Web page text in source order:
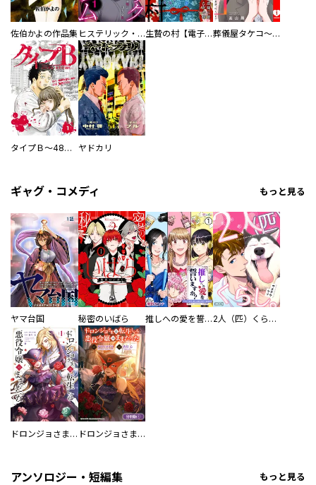
佐伯かよの作品集 ヒステリック・ハーレム～搾られる男と堕ちる女～【電子単行本版】 生贄の村【電子単行本版】 葬儀屋タケコ～あなたの最期、叶えます【電子単行本版】
タイプＢ～48時間後、致死率100％～【単話】 ヤドカリ
ギャグ・コメディ もっと見る
ヤマ台国 秘密のいばら 推しへの愛を誓いますか？～アラサー女子、推しは逃げぬが人生逃げる～ 2人（匹）くらし。
ドロンジョさまは転生しても悪役令嬢のままだった ドロンジョさまは転生しても悪役令嬢のままだった【分冊版】
アンソロジー・短編集 もっと見る